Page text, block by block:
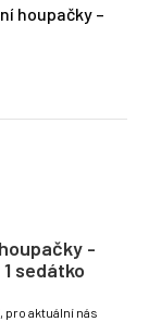
houpačky –
-
sedátko
pro aktuální nás